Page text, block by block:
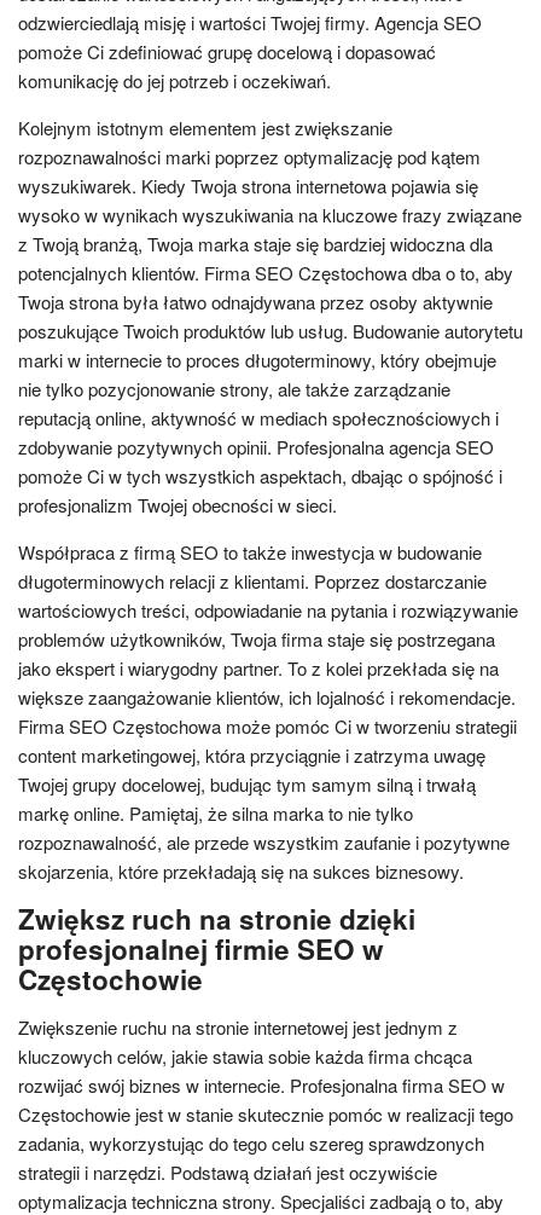
odzwierciedlają misję i wartości Twojej firmy. Agencja SEO
pomoże Ci zdefiniować grupę docelową i dopasować
komunikację do jej potrzeb i oczekiwań.
Kolejnym istotnym elementem jest zwiększanie
rozpoznawalności marki poprzez optymalizację pod kątem
wyszukiwarek. Kiedy Twoja strona internetowa pojawia się
wysoko w wynikach wyszukiwania na kluczowe frazy związane
z Twoją branżą, Twoja marka staje się bardziej widoczna dla
potencjalnych klientów. Firma SEO Częstochowa dba o to, aby
Twoja strona była łatwo odnajdywana przez osoby aktywnie
poszukujące Twoich produktów lub usług. Budowanie autorytetu
marki w internecie to proces długoterminowy, który obejmuje
nie tylko pozycjonowanie strony, ale także zarządzanie
reputacją online, aktywność w mediach społecznościowych i
zdobywanie pozytywnych opinii. Profesjonalna agencja SEO
pomoże Ci w tych wszystkich aspektach, dbając o spójność i
profesjonalizm Twojej obecności w sieci.
Współpraca z firmą SEO to także inwestycja w budowanie
długoterminowych relacji z klientami. Poprzez dostarczanie
wartościowych treści, odpowiadanie na pytania i rozwiązywanie
problemów użytkowników, Twoja firma staje się postrzegana
jako ekspert i wiarygodny partner. To z kolei przekłada się na
większe zaangażowanie klientów, ich lojalność i rekomendacje.
Firma SEO Częstochowa może pomóc Ci w tworzeniu strategii
content marketingowej, która przyciągnie i zatrzyma uwagę
Twojej grupy docelowej, budując tym samym silną i trwałą
markę online. Pamiętaj, że silna marka to nie tylko
rozpoznawalność, ale przede wszystkim zaufanie i pozytywne
skojarzenia, które przekładają się na sukces biznesowy.
Zwiększ ruch na stronie dzięki
profesjonalnej firmie SEO w
Częstochowie
Zwiększenie ruchu na stronie internetowej jest jednym z
kluczowych celów, jakie stawia sobie każda firma chcąca
rozwijać swój biznes w internecie. Profesjonalna firma SEO w
Częstochowie jest w stanie skutecznie pomóc w realizacji tego
zadania, wykorzystując do tego celu szereg sprawdzonych
strategii i narzędzi. Podstawą działań jest oczywiście
optymalizacja techniczna strony. Specjaliści zadbają o to, aby